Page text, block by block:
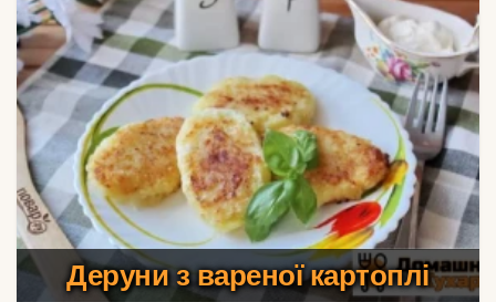
Деруни з вареної картоплі